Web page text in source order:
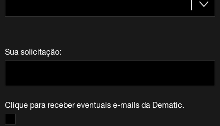
Sua solicitação:
Clique para receber eventuais e-mails da Dematic.